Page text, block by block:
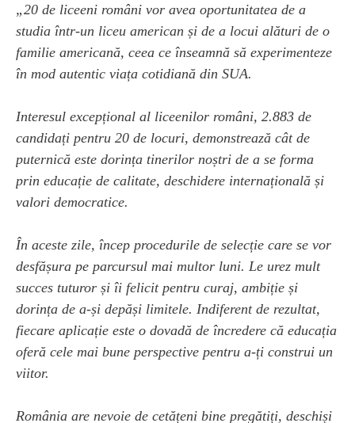
„20 de liceeni români vor avea oportunitatea de a
studia într-un liceu american și de a locui alături de o
familie americană, ceea ce înseamnă să experimenteze
în mod autentic viața cotidiană din SUA.
Interesul excepțional al liceenilor români, 2.883 de
candidați pentru 20 de locuri, demonstrează cât de
puternică este dorința tinerilor noștri de a se forma
prin educație de calitate, deschidere internațională și
valori democratice.
În aceste zile, încep procedurile de selecție care se vor
desfășura pe parcursul mai multor luni. Le urez mult
succes tuturor și îi felicit pentru curaj, ambiție și
dorința de a-și depăși limitele. Indiferent de rezultat,
fiecare aplicație este o dovadă de încredere că educația
oferă cele mai bune perspective pentru a-ți construi un
viitor.
România are nevoie de cetățeni bine pregătiți, deschiși